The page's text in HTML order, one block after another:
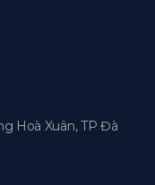
Hoà Xuân, TP Đà